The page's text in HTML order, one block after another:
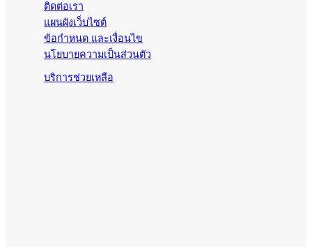
ติดต่อเรา
แผนผังเว็บไซต์
ข้อกำหนด และเงื่อนไข
นโยบายความเป็นส่วนตัว
บริการช่วยเหลือ